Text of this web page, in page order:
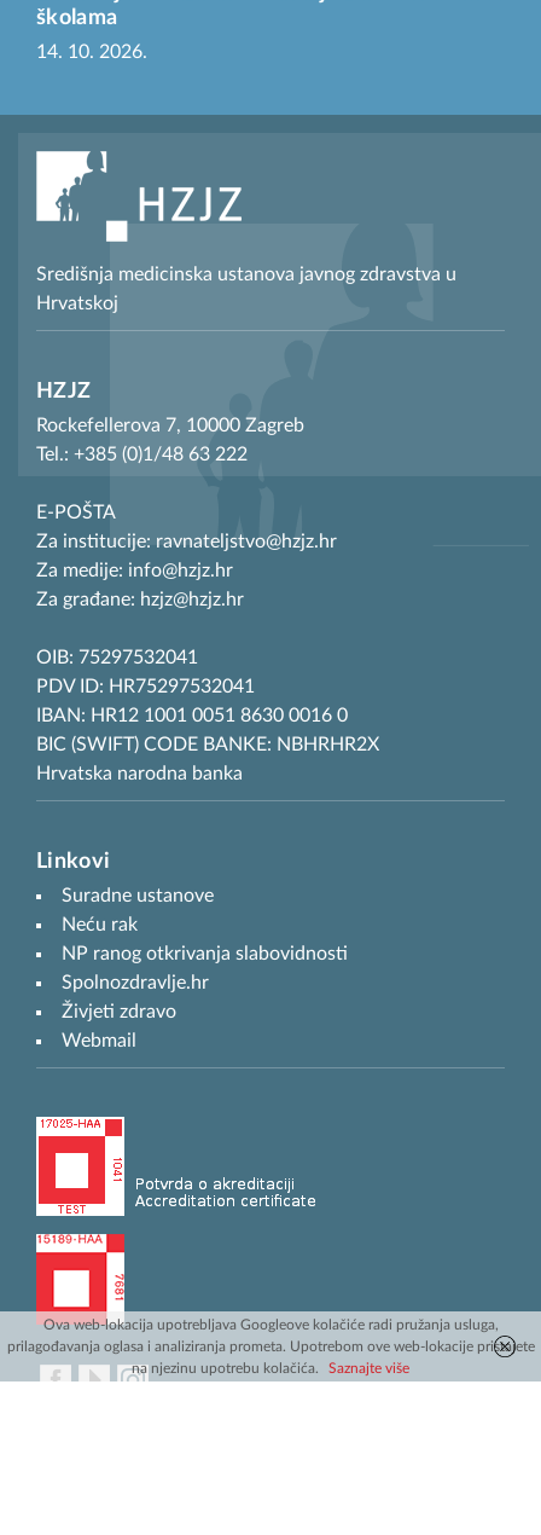
školama
14. 10. 2026.
Središnja medicinska ustanova javnog zdravstva u
Hrvatskoj
HZJZ
Rockefellerova 7, 10000 Zagreb
Tel.: +385 (0)1/48 63 222
E-POŠTA
Za institucije: ravnateljstvo@hzjz.hr
Za medije: info@hzjz.hr
Za građane: hzjz@hzjz.hr
OIB: 75297532041
PDV ID: HR75297532041
IBAN: HR12 1001 0051 8630 0016 0
BIC (SWIFT) CODE BANKE: NBHRHR2X
Hrvatska narodna banka
Linkovi
Suradne ustanove
Neću rak
NP ranog otkrivanja slabovidnosti
Spolnozdravlje.hr
Živjeti zdravo
Webmail
Ova web-lokacija upotrebljava Googleove kolačiće radi pružanja usluga,
prilagođavanja oglasa i analiziranja prometa. Upotrebom ove web-lokacije pristajete
na njezinu upotrebu kolačića.
Saznajte više